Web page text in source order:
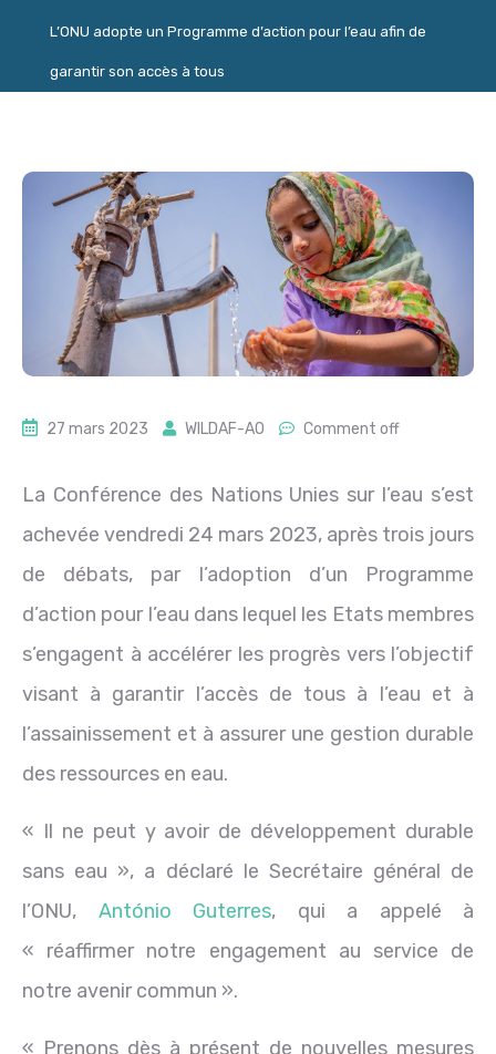
L’ONU adopte un Programme d’action pour l’eau afin de
garantir son accès à tous
27 mars 2023 WILDAF-AO Comment off
La Conférence des Nations Unies sur l’eau s’est
achevée vendredi 24 mars 2023, après trois jours
de débats, par l’adoption d’un Programme
d’action pour l’eau dans lequel les Etats membres
s’engagent à accélérer les progrès vers l’objectif
visant à garantir l’accès de tous à l’eau et à
l’assainissement et à assurer une gestion durable
des ressources en eau.
« Il ne peut y avoir de développement durable
sans eau », a déclaré le Secrétaire général de
l’ONU, António Guterres, qui a appelé à
« réaffirmer notre engagement au service de
notre avenir commun ».
« Prenons dès à présent de nouvelles mesures